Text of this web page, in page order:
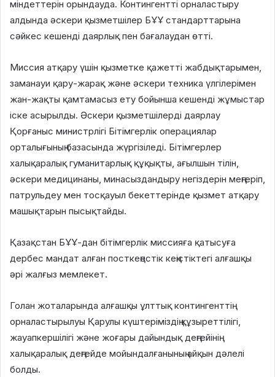
міндеттерін орындауда. Контингентті орналастыру
алдында әскери қызметшілер БҰҰ стандарттарына
сәйкес кешенді даярлық пен бағалаудан өтті.
Миссия атқару үшін қызметке қажетті жабдықтарымен,
заманауи қару-жарақ және әскери техника үлгілерімен
жан-жақты қамтамасыз ету бойынша кешенді жұмыстар
іске асырылды. Әскери қызметшілерді даярлау
Қорғаныс министрлігі Бітімгерлік операциялар
орталығының базасында жүргізіледі. Бітімгерлер
халықаралық гуманитарлық құқықты, ағылшын тілін,
әскери медицинаны, минасыздандыру негіздерін меңгеріп,
патрульдеу мен тосқауыл бекеттерінде қызмет атқару
машықтарын пысықтайды.
Қазақстан БҰҰ-дан бітімгерлік миссияға қатысуға
дербес мандат алған посткеңестік кеңістіктегі алғашқы
әрі жалғыз мемлекет.
Голан жоталарында алғашқы ұлттық контингенттің
орналастырылуы Қарулы күштеріміздің құзыреттілігі,
жауапкершілігі және жоғары дайындық деңгейінің
халықаралық деңгейде мойындалғанының айқын дәлелі
болды.